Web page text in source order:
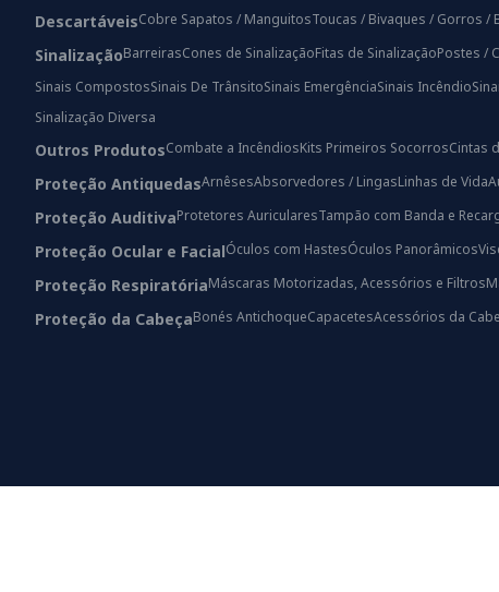
DescartáveisCobre Sapatos / ManguitosToucas / Bivaques / Gorros /
SinalizaçãoBarreirasCones de SinalizaçãoFitas de SinalizaçãoPostes /
Sinais CompostosSinais De TrânsitoSinais EmergênciaSinais Incêndio
Sinalização Diversa
Outros ProdutosCombate a IncêndiosKits Primeiros SocorrosCintas
Proteção AntiquedasArnêsesAbsorvedores / LingasLinhas de Vida
Proteção AuditivaProtetores AuricularesTampão com Banda e
Proteção Ocular e FacialÓculos com HastesÓculos Panorâmicos
Proteção RespiratóriaMáscaras Motorizadas, Acessórios e Filtros
Proteção da CabeçaBonés AntichoqueCapacetesAcessórios da